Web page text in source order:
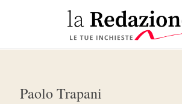
Paolo Trapani